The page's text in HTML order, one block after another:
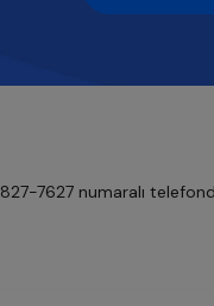
7627 numaralı